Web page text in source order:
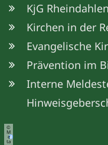
KjG Rheindahlen
Kirchen in der
Evangelische
Prävention im
Interne
©
M
e
ta